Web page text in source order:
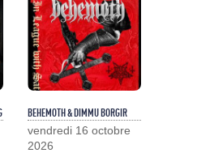
BEHEMOTH & DIMMU BORGIR
vendredi 16 octobre
2026